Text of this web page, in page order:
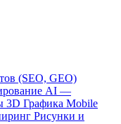
(SEO, GEO)
AI —
3D Графика Mobile
Рисунки и